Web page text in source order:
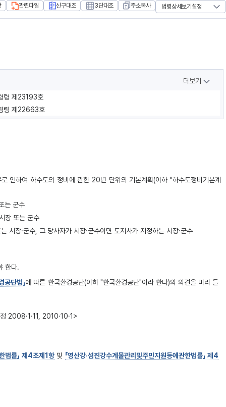
관련파일 신구대조 3단대조 주소복사 법령상세보기설정
더보기
령 제23193호
령 제22663호
인하여 하수도의 정비에 관한 20년 단위의 기본계획(이하 "하수도정비기본계
는 군수
장 또는 군수
시장·군수, 그 당사자가 시장·군수이면 도지사가 지정하는 시장·군수
한다.
공단법」에 따른 한국환경공단(이하 "한국환경공단"이라 한다)의 의견을 미리 들
2008·1·11, 2010·10·1>
법률」 제4조제1항및 「영산강·섬진강수계물관리및주민지원등에관한법률」 제4